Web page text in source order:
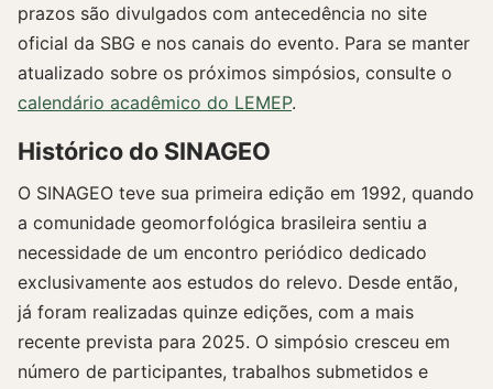
prazos são divulgados com antecedência no site
oficial da SBG e nos canais do evento. Para se manter
atualizado sobre os próximos simpósios, consulte o
calendário acadêmico do LEMEP.
Histórico do SINAGEO
O SINAGEO teve sua primeira edição em 1992, quando
a comunidade geomorfológica brasileira sentiu a
necessidade de um encontro periódico dedicado
exclusivamente aos estudos do relevo. Desde então,
já foram realizadas quinze edições, com a mais
recente prevista para 2025. O simpósio cresceu em
número de participantes, trabalhos submetidos e